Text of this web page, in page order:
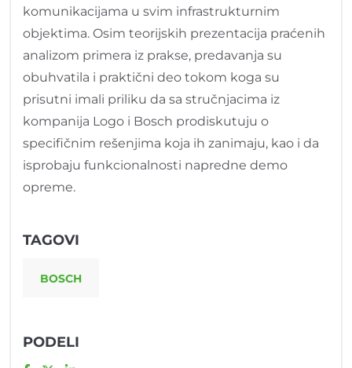
komunikacijama u svim infrastrukturnim
objektima. Osim teorijskih prezentacija praćenih
analizom primera iz prakse, predavanja su
obuhvatila i praktični deo tokom koga su
prisutni imali priliku da sa stručnjacima iz
kompanija Logo i Bosch prodiskutuju o
specifičnim rešenjima koja ih zanimaju, kao i da
isprobaju funkcionalnosti napredne demo
opreme.
TAGOVI
BOSCH
PODELI